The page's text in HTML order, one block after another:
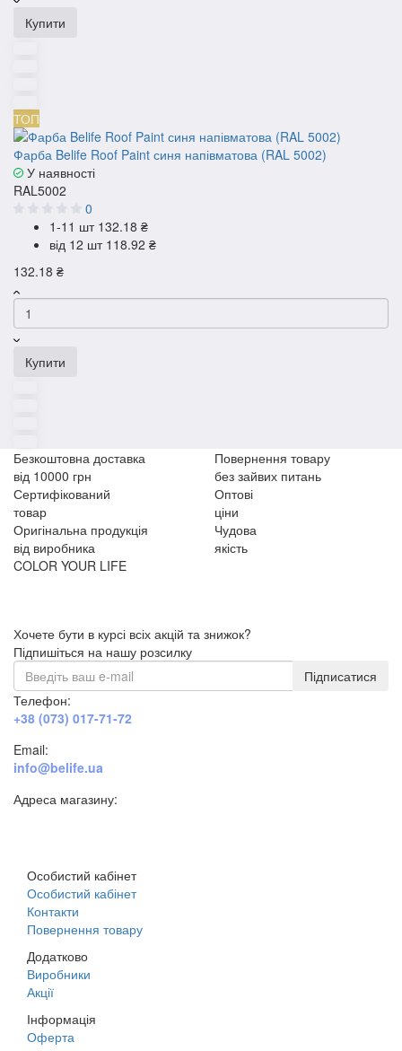
Купити
ТОП
Фарба Belife Roof Paint синя напівматова (RAL 5002)
У наявності
RAL5002
0
1-11 шт 132.18 ₴
від 12 шт 118.92 ₴
132.18 ₴
Купити
Безкоштовна доставка
від 10000 грн
Повернення товару
без зайвих питань
Сертифікований
товар
Оптові
ціни
Оригінальна продукція
від виробника
Чудова
якість
COLOR YOUR LIFE
Хочете бути в курсі всіх акцій та знижок?
Підпишіться на нашу розсилку
Підписатися
Телефон:
+38 (073) 017-71-72
Email:
info@belife.ua
Адреса магазину:
Особистий кабінет
Особистий кабінет
Контакти
Повернення товару
Додатково
Виробники
Акції
Інформація
Оферта